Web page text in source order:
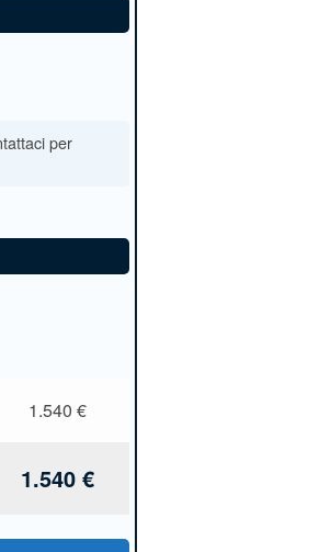
1.540€
1.540€